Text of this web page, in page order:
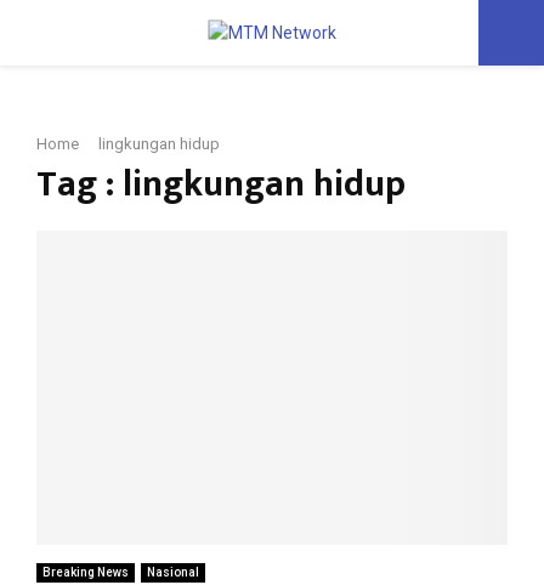
MENU
Home lingkungan hidup
Tag : lingkungan hidup
Breaking News Nasional